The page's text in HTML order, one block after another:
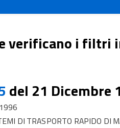
verificano i filtri
del 21 Dicembre
DI TRASPORTO RAPIDO DI